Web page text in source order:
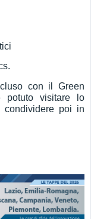
con il Green
potuto visitare lo
condividere poi in